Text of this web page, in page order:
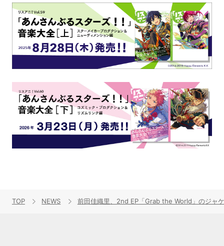
TOP NEWS 前田佳織里、2nd EP「Grab the World」のジャ